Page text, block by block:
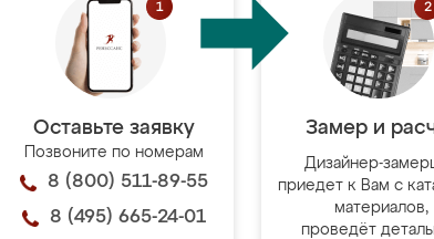
Оставьте заявку
Позвоните по номерам
8 (800) 511-89-55
8 (495) 665-24-01
Замер и
Дизайнер-
приедет к Вам с
материалов,
проведёт